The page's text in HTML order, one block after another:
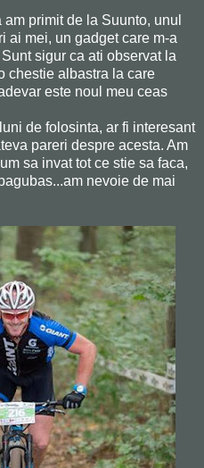
primit de la Suunto, unul
ai mei, un gadget care m-a
sigur ca ati observat la
chestie albastra la care
este noul meu ceas
de folosinta, ar fi interesant
pareri despre acesta. Am
sa invat tot ce stie sa faca,
nevoie de mai